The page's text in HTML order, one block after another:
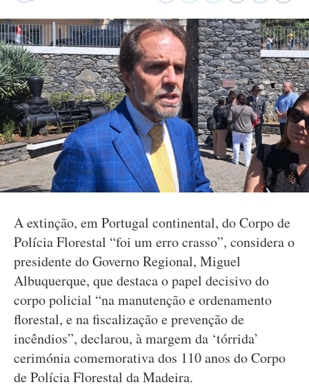
A extinção, em Portugal continental, do Corpo de
Polícia Florestal “foi um erro crasso”, considera o
presidente do Governo Regional, Miguel
Albuquerque, que destaca o papel decisivo do
corpo policial “na manutenção e ordenamento
florestal, e na fiscalização e prevenção de
incêndios”, declarou, à margem da ‘tórrida’
cerimónia comemorativa dos 110 anos do Corpo
de Polícia Florestal da Madeira.